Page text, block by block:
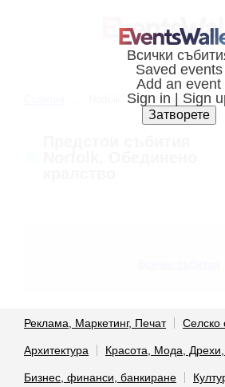
Norfolk, United kingdom
Реклама, Маркетинг, Печат Селско
Архитектура Красота, Мода, Дрехи,
Бизнес, финанси, банкиране